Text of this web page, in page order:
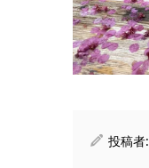
投稿者: